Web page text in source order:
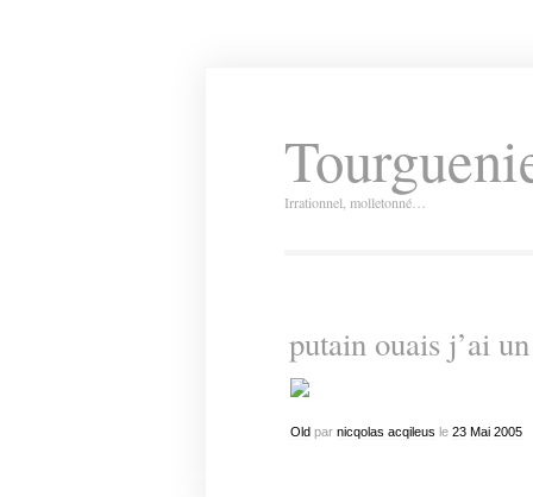
Irrationnel, molletonné…
putain ouais j’ai
Oldpar nicqolas acqileus le 23 Mai 2005